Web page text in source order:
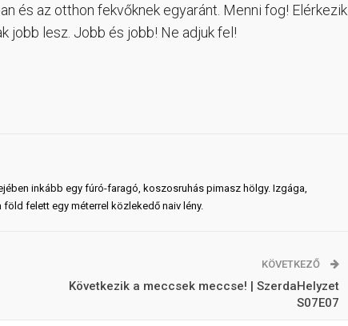
és az otthon fekvőknek egyaránt. Menni fog! Elérkezik
jobb lesz. Jobb és jobb! Ne adjuk fel!
inkább egy fúró-faragó, koszosruhás pimasz hölgy. Izgága,
felett egy méterrel közlekedő naiv lény.
KÖVETKEZŐ
Következik a meccsek meccse! | SzerdaHelyzet
S07E07